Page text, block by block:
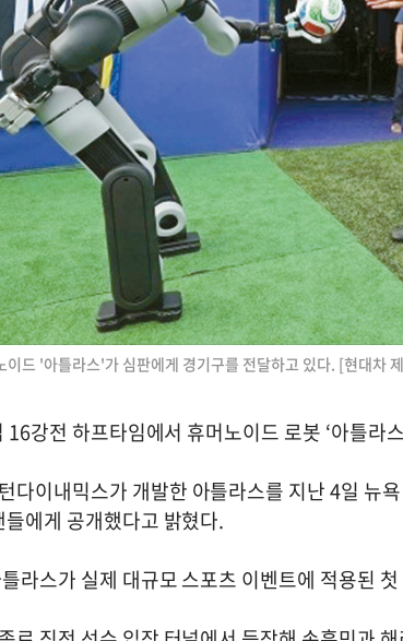
이드 '아틀라스'가 심판에게 경기구를 전달하고 있다. [현대차
강전 하프타임에서 휴머노이드 로봇 ‘아틀라
다이내믹스가 개발한 아틀라스를 지난 4일 뉴
에게 공개했다고 밝혔다.
라스가 실제 대규모 스포츠 이벤트에 적용된